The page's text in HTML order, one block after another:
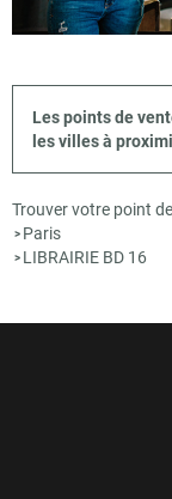
Les points de
les villes à
Trouver votre point
> Paris
> LIBRAIRIE BD 16